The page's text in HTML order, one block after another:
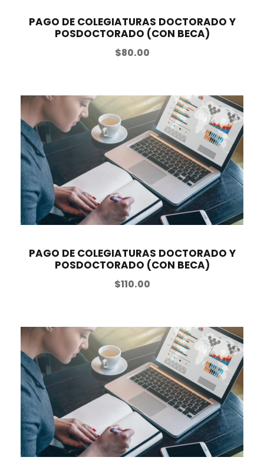
PAGO DE COLEGIATURAS DOCTORADO Y
POSDOCTORADO (CON BECA)
$80.00
PAGO DE COLEGIATURAS DOCTORADO Y
POSDOCTORADO (CON BECA)
$110.00